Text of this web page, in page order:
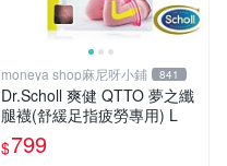
moneya shop麻尼呀小鋪 841
Dr.Scholl 爽健 QTTO 夢之纖
腿襪(舒緩足指疲勞專用) L
$799